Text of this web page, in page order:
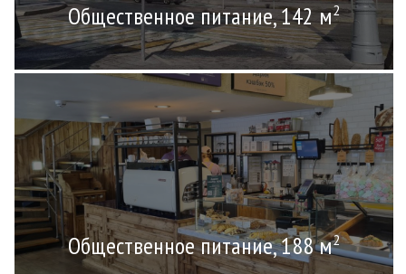
Общественное питание, 142 м2
Общественное питание, 188 м2